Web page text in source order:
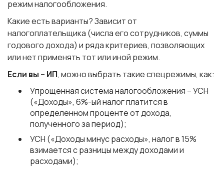
режим налогообложения.
Какие есть варианты? Зависит от
налогоплательщика (числа его сотрудников, суммы
годового дохода) и ряда критериев, позволяющих
или нет применять тот или иной режим.
Если вы – ИП, можно выбрать такие спецрежимы, как:
Упрощенная система налогообложения – УСН
(«Доходы», 6%-ый налог платится в
определенном проценте от дохода,
полученного за период);
УСН («Доходы минус расходы», налог в 15%
взимается с разницы между доходами и
расходами);